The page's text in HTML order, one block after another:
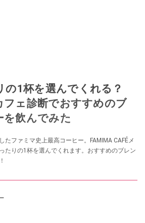
の1杯を選んでくれる？
フェ診断でおすすめのブ
を飲んでみた
たファミマ史上最高コーヒー。FAMIMA CAFÉメ
たりの1杯を選んでくれます。おすすめのブレン